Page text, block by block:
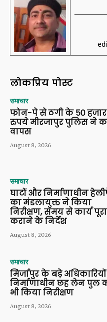
लोकप्रिय पोस्ट
समाचार
फोन-पे से ठगी के 50 हजार
रुपये मीरजापुर पुलिस ने
वापस
August 8, 2026
समाचार
घाटों और निर्माणाधीन
का मंडलायुक्त ने किया
निरीक्षण, समय से कार्य पूरा
कराने के निर्देश
August 8, 2026
समाचार
मिर्जापुर के बड़े
निर्माणाधीन छह लेन पुल
भी किया निरीक्षण
August 8, 2026